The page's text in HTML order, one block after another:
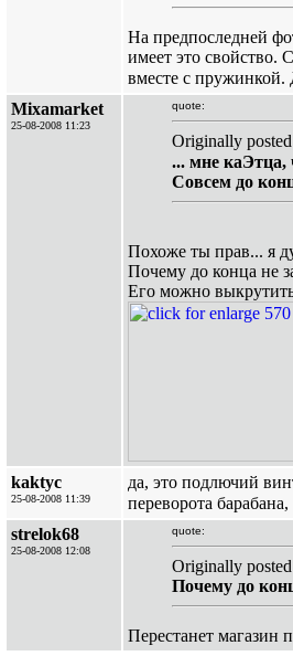
На предпоследней
имеет это свойство.
вместе с
Mixamarket
25-08-2008 11:23
quote:
Originally
... мне каЭтца,
Совсем до
Похоже ты прав... я
Почему до конца не
Его можно
kaktyc
25-08-2008 11:39
да, это подлючий
переворота
strelok68
25-08-2008 12:08
quote:
Originally
Почему до
Перестанет магазин